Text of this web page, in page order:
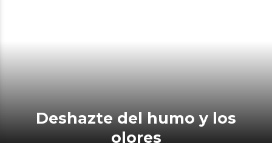
Deshazte del humo y los
olores